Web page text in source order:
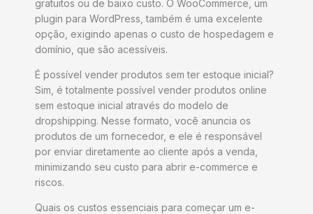
gratuitos ou de baixo custo. O WooCommerce, um
plugin para WordPress, também é uma excelente
opção, exigindo apenas o custo de hospedagem e
domínio, que são acessíveis.
É possível vender produtos sem ter estoque inicial?
Sim, é totalmente possível vender produtos online
sem estoque inicial através do modelo de
dropshipping. Nesse formato, você anuncia os
produtos de um fornecedor, e ele é responsável
por enviar diretamente ao cliente após a venda,
minimizando seu custo para abrir e-commerce e
riscos.
Quais os custos essenciais para começar um e-